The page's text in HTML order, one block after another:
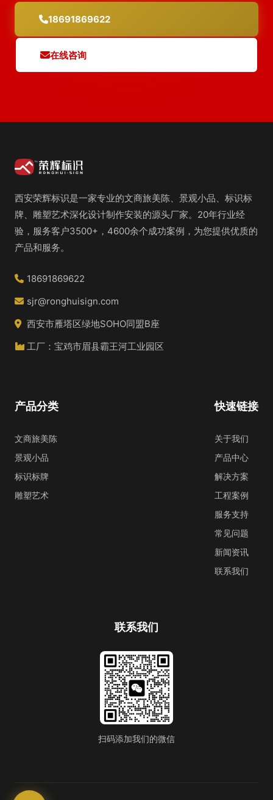
18691869622
在线咨询
西安荣辉标识是一家专业的文商旅美陈、景观小品、标识标
牌、雕塑艺术深化设计制作安装的源头厂家。20年行业经
验，服务客户3500+，4600余个成功案例，为您提供优质的
产品和服务。
18691869622
sjr@ronghuisign.com
西安市雁塔区绿地SOHO同盟B座
工厂：宝鸡市眉县霸王河工业园区
快速链接
关于我们
产品中心
解决方案
工程案例
服务支持
常见问题
新闻资讯
联系我们
产品分类
文商旅美陈
景观小品
标识标牌
雕塑艺术
联系我们
扫码添加我们的微信